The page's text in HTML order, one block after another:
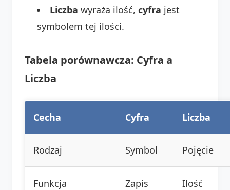
Liczba wyraża ilość, cyfra jest
symbolem tej ilości.
Tabela porównawcza: Cyfra a
Liczba
Cecha Cyfra Liczba
Rodzaj Symbol Pojęcie
Funkcja Zapis Ilość